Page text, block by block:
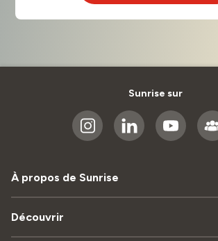
Sunrise sur
À propos de Sunrise
Découvrir